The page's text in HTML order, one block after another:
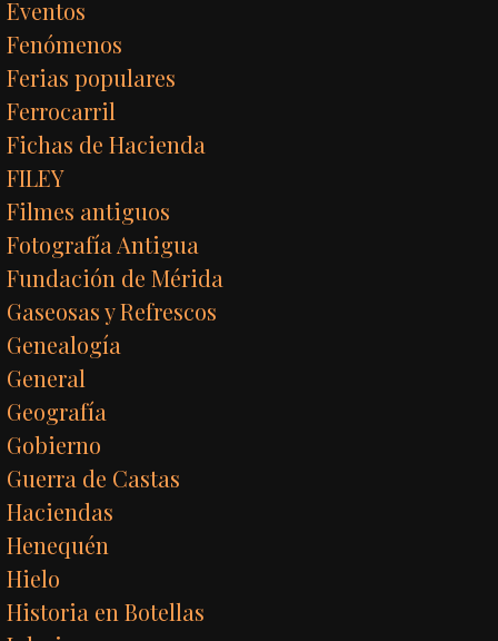
Eventos
Fenómenos
Ferias populares
Ferrocarril
Fichas de Hacienda
FILEY
Filmes antiguos
Fotografía Antigua
Fundación de Mérida
Gaseosas y Refrescos
Genealogía
General
Geografía
Gobierno
Guerra de Castas
Haciendas
Henequén
Hielo
Historia en Botellas